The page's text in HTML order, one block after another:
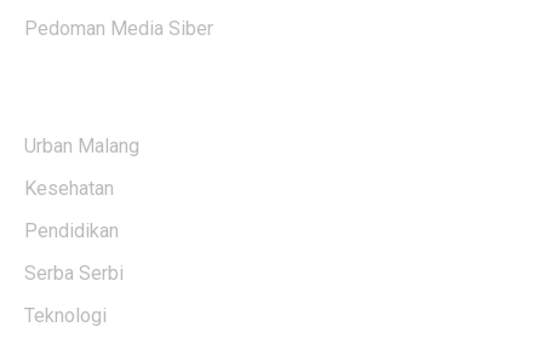
Pedoman Media Siber
Urban Malang
Kesehatan
Pendidikan
Serba Serbi
Teknologi